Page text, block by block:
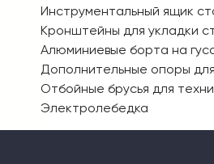
Инструментальный ящик
Кронштейны для укладки
Алюминиевые борта на
Дополнительные опоры
Отбойные брусья для
Электролебедка